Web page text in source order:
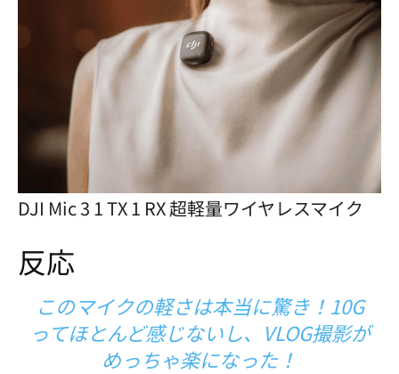
DJI Mic 3 1 TX 1 RX 超軽量ワイヤレスマイク
反応
このマイクの軽さは本当に驚き！10G
ってほとんど感じないし、VLOG撮影が
めっちゃ楽になった！